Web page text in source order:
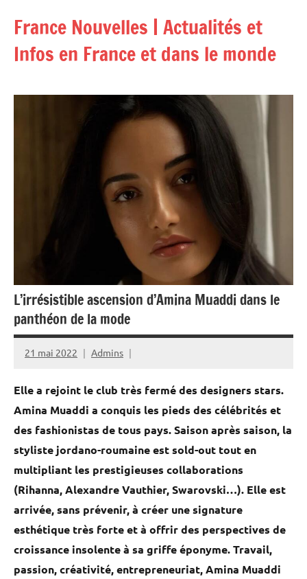
contenu
France Nouvelles | Actualités et
Infos en France et dans le monde
L’irrésistible ascension d’Amina Muaddi dans le
panthéon de la mode
21 mai 2022 Admins
Elle a rejoint le club très fermé des designers stars.
Amina Muaddi a conquis les pieds des célébrités et
des fashionistas de tous pays. Saison après saison, la
styliste jordano-roumaine est sold-out tout en
multipliant les prestigieuses collaborations
(Rihanna, Alexandre Vauthier, Swarovski…). Elle est
arrivée, sans prévenir, à créer une signature
esthétique très forte et à offrir des perspectives de
croissance insolente à sa griffe éponyme. Travail,
passion, créativité, entrepreneuriat, Amina Muaddi